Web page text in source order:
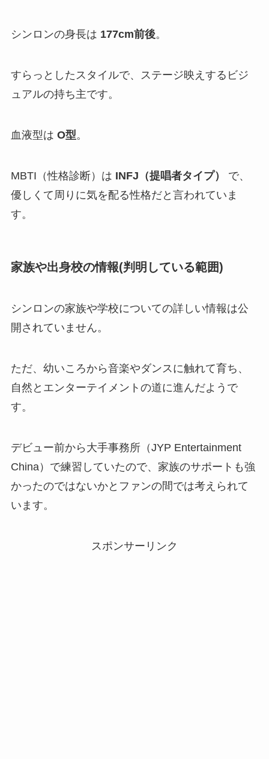
シンロンの身長は 177cm前後。
すらっとしたスタイルで、ステージ映えするビジ
ュアルの持ち主です。
血液型は O型。
MBTI（性格診断）は INFJ（提唱者タイプ）
で、
優しくて周りに気を配る性格だと言われていま
す。
家族や出身校の情報(判明している範囲)
シンロンの家族や学校についての詳しい情報は公
開されていません。
ただ、幼いころから音楽やダンスに触れて育ち、
自然とエンターテイメントの道に進んだようで
す。
デビュー前から大手事務所（JYP Entertainment
China）で練習していたので、家族のサポートも強
かったのではないかとファンの間では考えられて
います。
スポンサーリンク